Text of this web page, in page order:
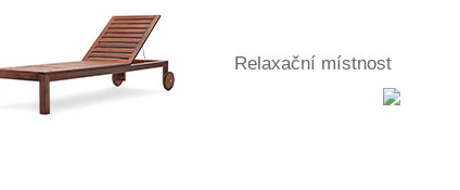
Relaxační místnost